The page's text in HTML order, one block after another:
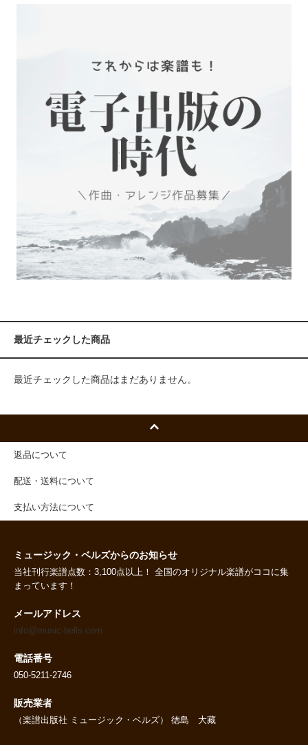
最近チェックした商品
最近チェックした商品はまだありません。
返品について
配送・送料について
支払い方法について
ミュージック・ベルズからのお知らせ
当社刊行楽譜点数：3,100点以上！ 全国のオリジナル楽譜がココに集
まっています！
メールアドレス
info@music-bells.com
電話番号
050-5211-2746
販売業者
（楽譜出版社 ミュージック・ベルズ） 徳島 大藏